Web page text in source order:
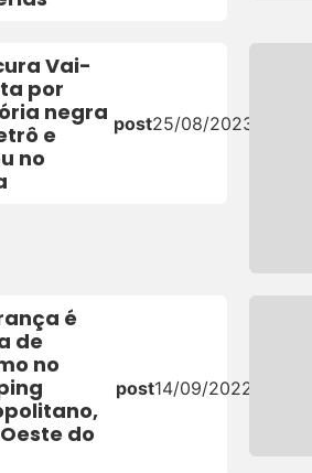
Vai-
por
negra
e
no
post25/08/2023
é
de
no
do
post14/09/2022